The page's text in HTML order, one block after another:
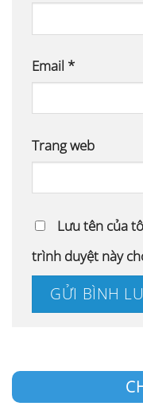
Email *
Trang web
Lưu tên của
trình duyệt này